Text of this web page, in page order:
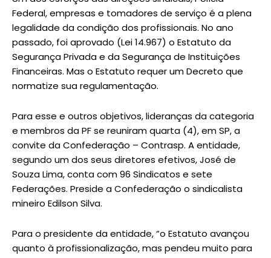
Federal, empresas e tomadores de serviço é a plena
legalidade da condição dos profissionais. No ano
passado, foi aprovado (Lei 14.967) o Estatuto da
Segurança Privada e da Segurança de Instituições
Financeiras. Mas o Estatuto requer um Decreto que
normatize sua regulamentação.
Para esse e outros objetivos, lideranças da categoria
e membros da PF se reuniram quarta (4), em SP, a
convite da Confederação – Contrasp. A entidade,
segundo um dos seus diretores efetivos, José de
Souza Lima, conta com 96 Sindicatos e sete
Federações. Preside a Confederação o sindicalista
mineiro Edilson Silva.
Para o presidente da entidade, “o Estatuto avançou
quanto à profissionalização, mas pendeu muito para